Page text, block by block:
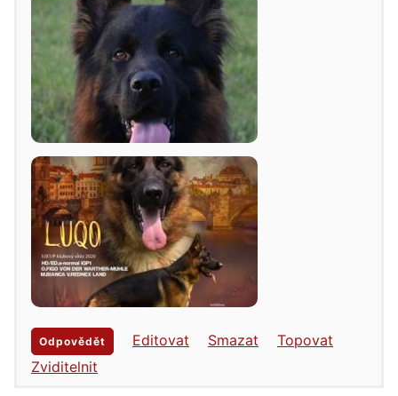
Odpovědět Editovat Smazat
Topovat
Zviditelnit